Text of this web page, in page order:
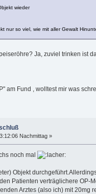
wieder
so viel, wie mit aller Gewalt
Ja, zuviel trinken ist
am Fund , wolltest mir was
Nachmittag »
noch mal
Objekt
Patienten verträglichere OP-
Arztes (also ich) mit